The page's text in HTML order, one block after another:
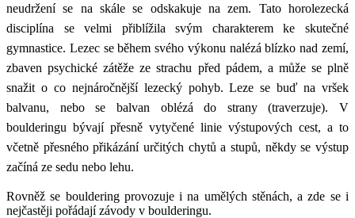
neudržení se na skále se odskakuje na zem. Tato horolezecká
disciplína se velmi přiblížila svým charakterem ke skutečné
gymnastice. Lezec se během svého výkonu nalézá blízko nad zemí,
zbaven psychické zátěže ze strachu před pádem, a může se plně
snažit o co nejnáročnější lezecký pohyb. Leze se buď na vršek
balvanu, nebo se balvan oblézá do strany (traverzuje). V
boulderingu bývají přesně vytyčené linie výstupových cest, a to
včetně přesného přikázání určitých chytů a stupů, někdy se výstup
začíná ze sedu nebo lehu.
Rovněž se bouldering provozuje i na umělých stěnách, a zde se i
nejčastěji pořádají závody v boulderingu.